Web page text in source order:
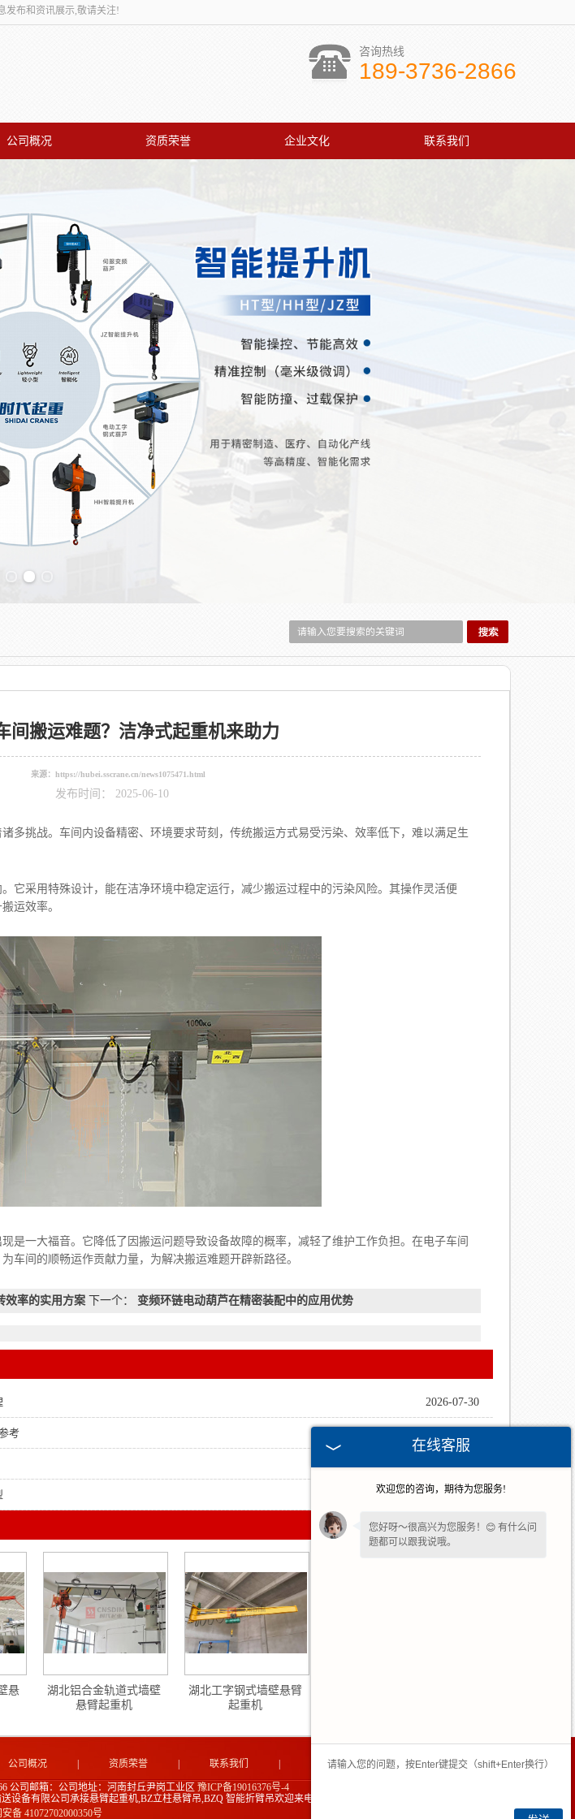
发布和资讯展示,敬请关注!
咨询热线
189-3736-2866
公司概况 资质荣誉 企业文化 联系我们
间搬运难题？洁净式起重机来助力
来源： https://hubei.sscrane.cn/news1075471.html
发布时间： 2025-06-10
挑战。车间内设备精密、环境要求苛刻，传统搬运方式易受污染、效率低下，难以满足生
采用特殊设计，能在洁净环境中稳定运行，减少搬运过程中的污染风险。其操作灵活便
运效率。
一大福音。它降低了因搬运问题导致设备故障的概率，减轻了维护工作负担。在电子车间
车间的顺畅运作贡献力量，为解决搬运难题开辟新路径。
效率的实用方案 下一个： 变频环链电动葫芦在精密装配中的应用优势
2026-07-30
考
2026-07-09
悬
湖北铝合金轨道式墙壁
悬臂起重机
湖北工字钢式墙壁悬臂
起重机
公司概况 | 资质荣誉 | 联系我们 | 网站地图 |
公司邮箱： 公司地址：河南封丘尹岗工业区 豫ICP备19016376号-4
备有限公司承接悬臂起重机,BZ立柱悬臂吊,BZQ 智能折臂吊欢迎来电生产定制款!
备 41072702000350号
在线客服
欢迎您的咨询，期待为您服务!
您好呀～很高兴为您服务！😊 有什么问
题都可以跟我说哦。